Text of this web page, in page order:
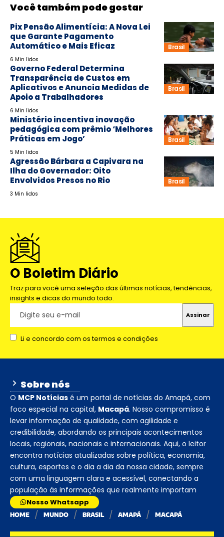
Você também pode gostar
Brasil
Pix Pensão Alimentícia: A Nova Lei
que Garante Pagamento
Automático e Mais Eficaz
6 Min lidos
Brasil
Governo Federal Determina
Transparência de Custos em
Aplicativos e Anuncia Medidas de
Apoio a Trabalhadores
6 Min lidos
Brasil
Ministério incentiva inovação
pedagógica com prêmio ‘Melhores
Práticas em Jogo’
5 Min lidos
Brasil
Agressão Bárbara a Capivara na
Ilha do Governador: Oito
Envolvidos Presos no Rio
3 Min lidos
O Boletim Diário
Traz para você uma seleção das últimas notícias, tendências,
insights e dicas do mundo todo.
Li e concordo com os termos e condições
Sobre nós
O MCP Notícias é um portal de notícias do Amapá, com
foco especial na capital, Macapá. Nosso compromisso é
levar informação de qualidade, com agilidade e
credibilidade, abordando os principais acontecimentos
locais, regionais, nacionais e internacionais. Aqui, o leitor
encontra notícias atualizadas sobre política, economia,
cultura, esportes e o dia a dia da nossa cidade, sempre
com uma linguagem clara e acessível, conectando a
população às informações que realmente importam
Nosso Whatsapp
HOME MUNDO BRASIL AMAPÁ MACAPÁ